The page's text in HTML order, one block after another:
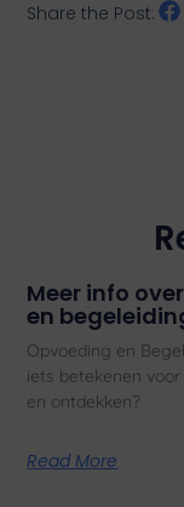
Share the Post:
Meer info
en
Opvoeding en
iets betekenen
en ontdekken?
Read More